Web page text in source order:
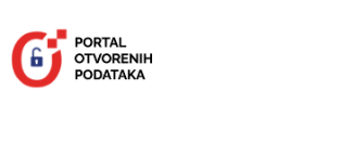
sadržaj